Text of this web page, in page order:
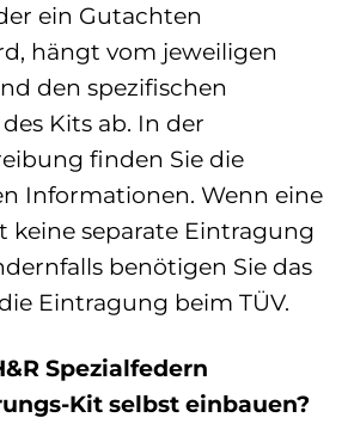
ein Gutachten
hängt vom jeweiligen
den spezifischen
Kits ab. In der
finden Sie die
Informationen. Wenn eine
keine separate Eintragung
benötigen Sie das
Eintragung beim TÜV.
Spezialfedern
Kit selbst einbauen?